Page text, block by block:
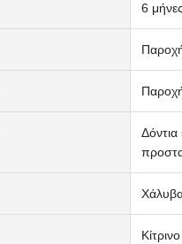
6 μήνες